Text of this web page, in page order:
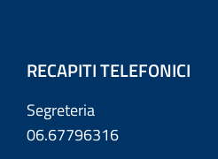
RECAPITI TELEFONICI
Segreteria
06.67796316